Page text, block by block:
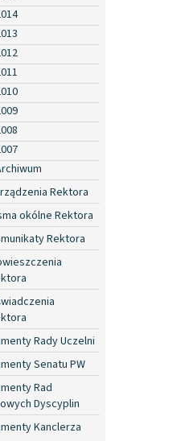
Rektora
okólne Rektora
Rektora
Rady Uczelni
Senatu PW
Rad
Dyscyplin
Kanclerza